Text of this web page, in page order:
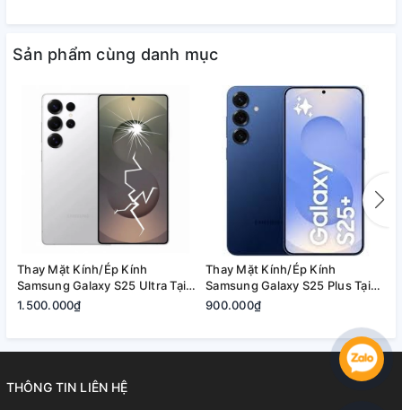
Sản phẩm cùng danh mục
Thay Mặt Kính/Ép Kính
Samsung Galaxy S25 Ultra Tại
Quận 2, Tp. Thủ Đức | Bảo
1.500.000₫
Thay Mặt Kính/Ép Kính
Samsung Galaxy S25 Plus Tại
Quận 2, Tp. Thủ Đức | Bảo
900.000₫
THÔNG TIN LIÊN HỆ